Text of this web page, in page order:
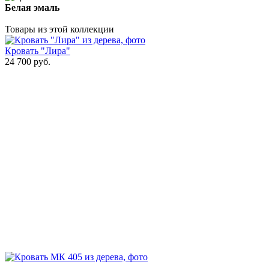
Белая эмаль
Товары из этой коллекции
Кровать "Лира"
24 700 руб.